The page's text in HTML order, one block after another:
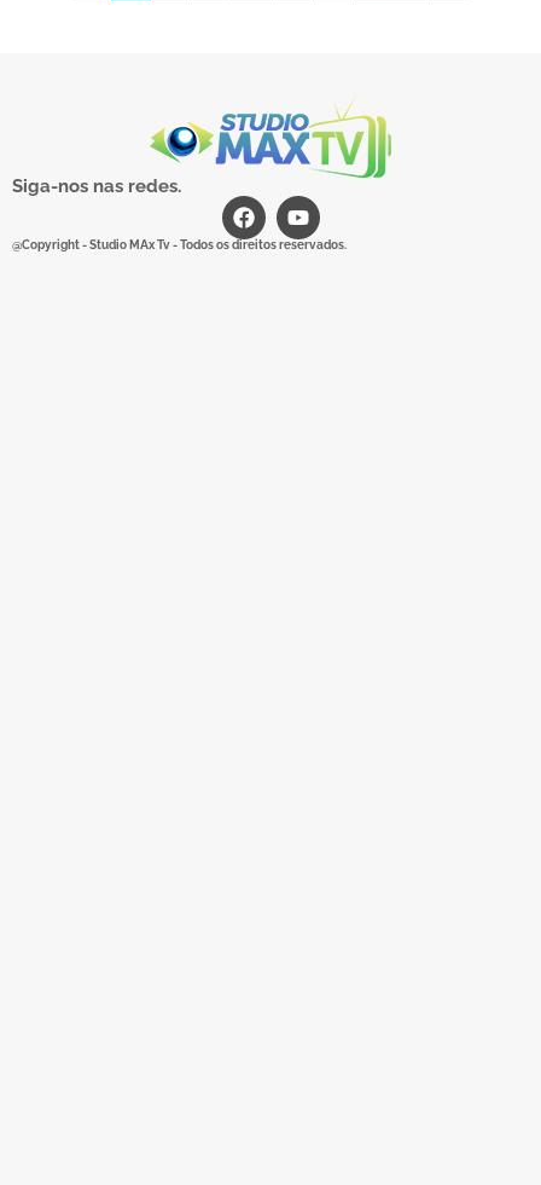
Siga-nos nas redes.
@Copyright - Studio MAx Tv - Todos os direitos reservados.